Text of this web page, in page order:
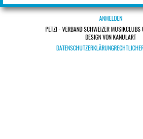
ANMELDEN
PETZI - VERBAND SCHWEIZER MUSIKCLUBS
DESIGN VON KANULART
DATENSCHUTZERKLÄRUNG